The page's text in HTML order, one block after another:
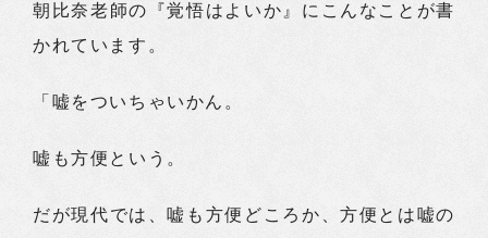
朝比奈老師の『覚悟はよいか』にこんなことが書
かれています。
「嘘をついちゃいかん。
嘘も方便という。
だが現代では、嘘も方便どころか、方便とは嘘の